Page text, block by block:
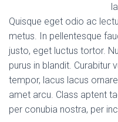
Quisque eget odio ac
metus. In pellentesque
justo, eget luctus tortor.
purus in blandit. Curabitur
tempor, lacus lacus
amet arcu. Class aptent
per conubia nostra, per